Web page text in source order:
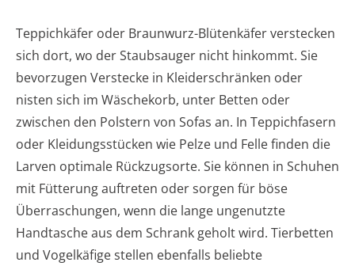
Teppichkäfer oder Braunwurz-Blütenkäfer verstecken
sich dort, wo der Staubsauger nicht hinkommt. Sie
bevorzugen Verstecke in Kleiderschränken oder
nisten sich im Wäschekorb, unter Betten oder
zwischen den Polstern von Sofas an. In Teppichfasern
oder Kleidungsstücken wie Pelze und Felle finden die
Larven optimale Rückzugsorte. Sie können in Schuhen
mit Fütterung auftreten oder sorgen für böse
Überraschungen, wenn die lange ungenutzte
Handtasche aus dem Schrank geholt wird. Tierbetten
und Vogelkäfige stellen ebenfalls beliebte